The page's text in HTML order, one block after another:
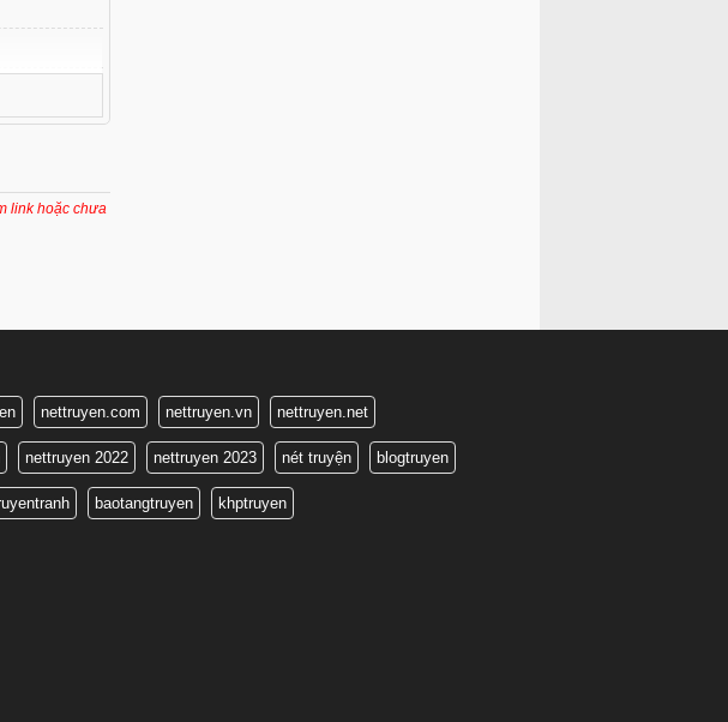
link hoặc chưa
nettruyen.com nettruyen.vn nettruyen.net
nettruyen 2022 nettruyen 2023 nét truyện blogtruyen
baotangtruyen khptruyen